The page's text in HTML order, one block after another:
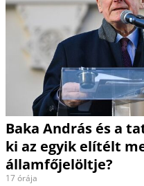
Baka András és a
ki az egyik elítélt
államfőjelöltje?
17 órája